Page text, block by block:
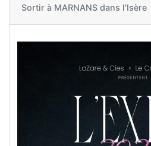
Sortir à MARNANS dans l'Isère